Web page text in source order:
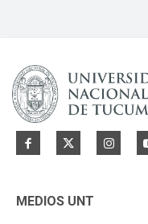
MEDIOS UNT